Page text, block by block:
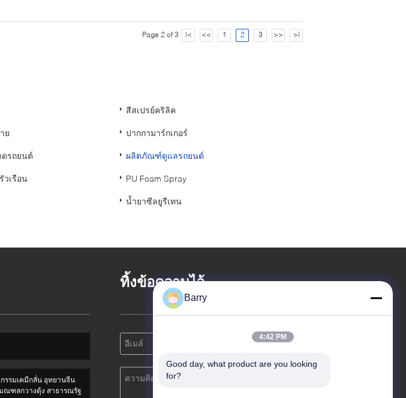
Page 2 of 3 |< << 1 2 3 >> >|
สีสเปรย์คริลิค
ย ปากกามาร์กเกอร์
ดรถยนต์ ผลิตภัณฑ์ดูแลรถยนต์
วเรือน PU Foam Spray
น้ำยาซีลยูรีเทน
รรมเคมีกลั่น อุทยานจีน
มณฑลกวางตุ้ง สาธารณรัฐ
ทิ้งข้อความไว้
Barry
4:42 PM
Good day, what product are you looking
for?